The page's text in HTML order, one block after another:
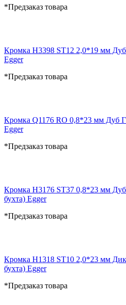
*Предзаказ товара
Кромка H3398 ST12 2,0*19 мм Дуб
Egger
*Предзаказ товара
Кромка Q1176 RO 0,8*23 мм Дуб
Egger
*Предзаказ товара
Кромка H3176 ST37 0,8*23 мм
бухта) Egger
*Предзаказ товара
Кромка H1318 ST10 2,0*23 мм
бухта) Egger
*Предзаказ товара